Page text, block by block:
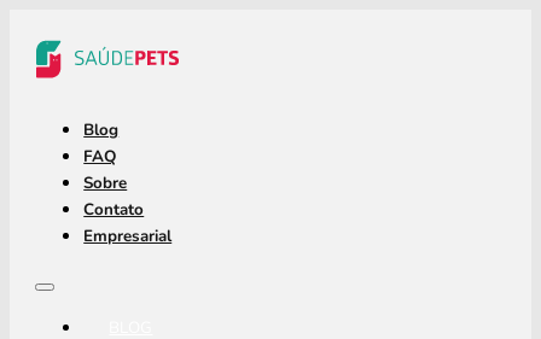
Blog
FAQ
Sobre
Contato
Empresarial